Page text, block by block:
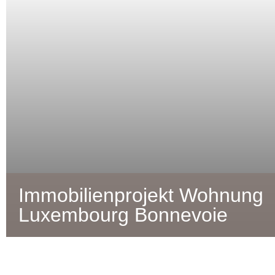
Immobilienprojekt Wohnung
Luxembourg Bonnevoie